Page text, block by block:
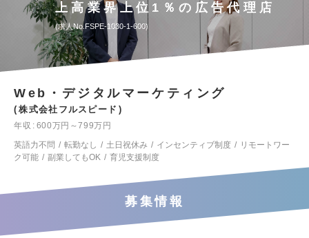
上高業界上位1％の広告代理店
求人No.FSPE-1030-1-600
Web・デジタルマーケティング
株式会社フルスピード
年収
600万円～799万円
英語力不問
転勤なし 土日祝休み インセンティブ制度
リモートワー
ク可能
副業してもOK 育児支援制度
募集情報